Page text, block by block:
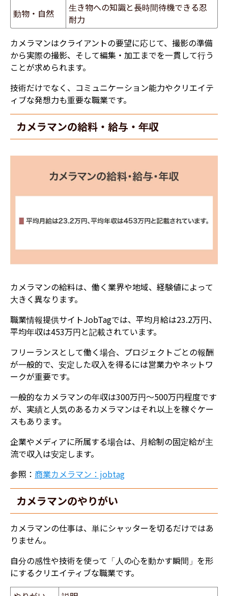
動物・自然
生き物への知識と長時間待機できる忍
耐力
カメラマンはクライアントの要望に応じて、撮影の準備
から実際の撮影、そして編集・加工までを一貫して行う
ことが求められます。
技術だけでなく、コミュニケーション能力やクリエイテ
ィブな発想力も重要な職業です。
カメラマンの給料・給与・年収
カメラマンの給料は、働く業界や地域、経験値によって
大きく異なります。
職業情報提供サイトJobTagでは、平均月給は23.2万円、
平均年収は453万円と記載されています。
フリーランスとして働く場合、プロジェクトごとの報酬
が一般的で、安定した収入を得るには営業力やネットワ
ークが重要です。
一般的なカメラマンの年収は300万円〜500万円程度です
が、実績と人気のあるカメラマンはそれ以上を稼ぐケー
スもあります。
企業やメディアに所属する場合は、月給制の固定給が主
流で収入は安定します。
参照： 商業カメラマン：jobtag
カメラマンのやりがい
カメラマンの仕事は、単にシャッターを切るだけではあ
りません。
自分の感性や技術を使って「人の心を動かす瞬間」を形
にするクリエイティブな職業です。